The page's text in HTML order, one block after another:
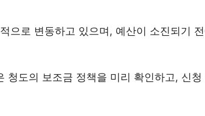
으로 변동하고 있으며, 예산이 소진되기
도의 보조금 정책을 미리 확인하고, 신청